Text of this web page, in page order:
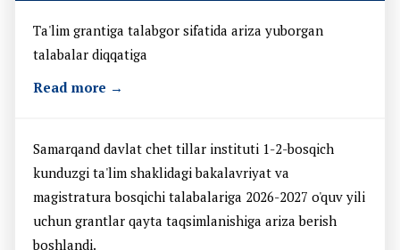
Ta'lim grantiga talabgor sifatida ariza yuborgan
talabalar diqqatiga
Read more →
Samarqand davlat chet tillar instituti 1-2-bosqich
kunduzgi ta'lim shaklidagi bakalavriyat va
magistratura bosqichi talabalariga 2026-2027 o'quv yili
uchun grantlar qayta taqsimlanishiga ariza berish
boshlandi.